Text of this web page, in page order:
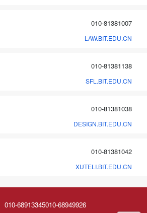
010-81381007
LAW.BIT.EDU.CN
010-81381138
SFL.BIT.EDU.CN
010-81381038
DESIGN.BIT.EDU.CN
010-81381042
XUTELI.BIT.EDU.CN
010-68913345010-68949926